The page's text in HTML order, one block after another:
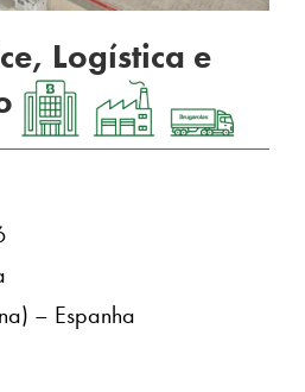
Logística e
– Espanha